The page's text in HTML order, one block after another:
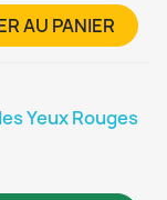
AU PANIER
Yeux Rouges